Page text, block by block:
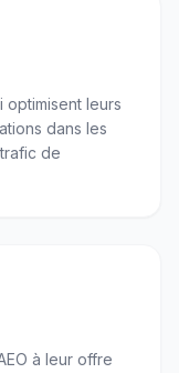
leurs
dans les
de
à leur offre